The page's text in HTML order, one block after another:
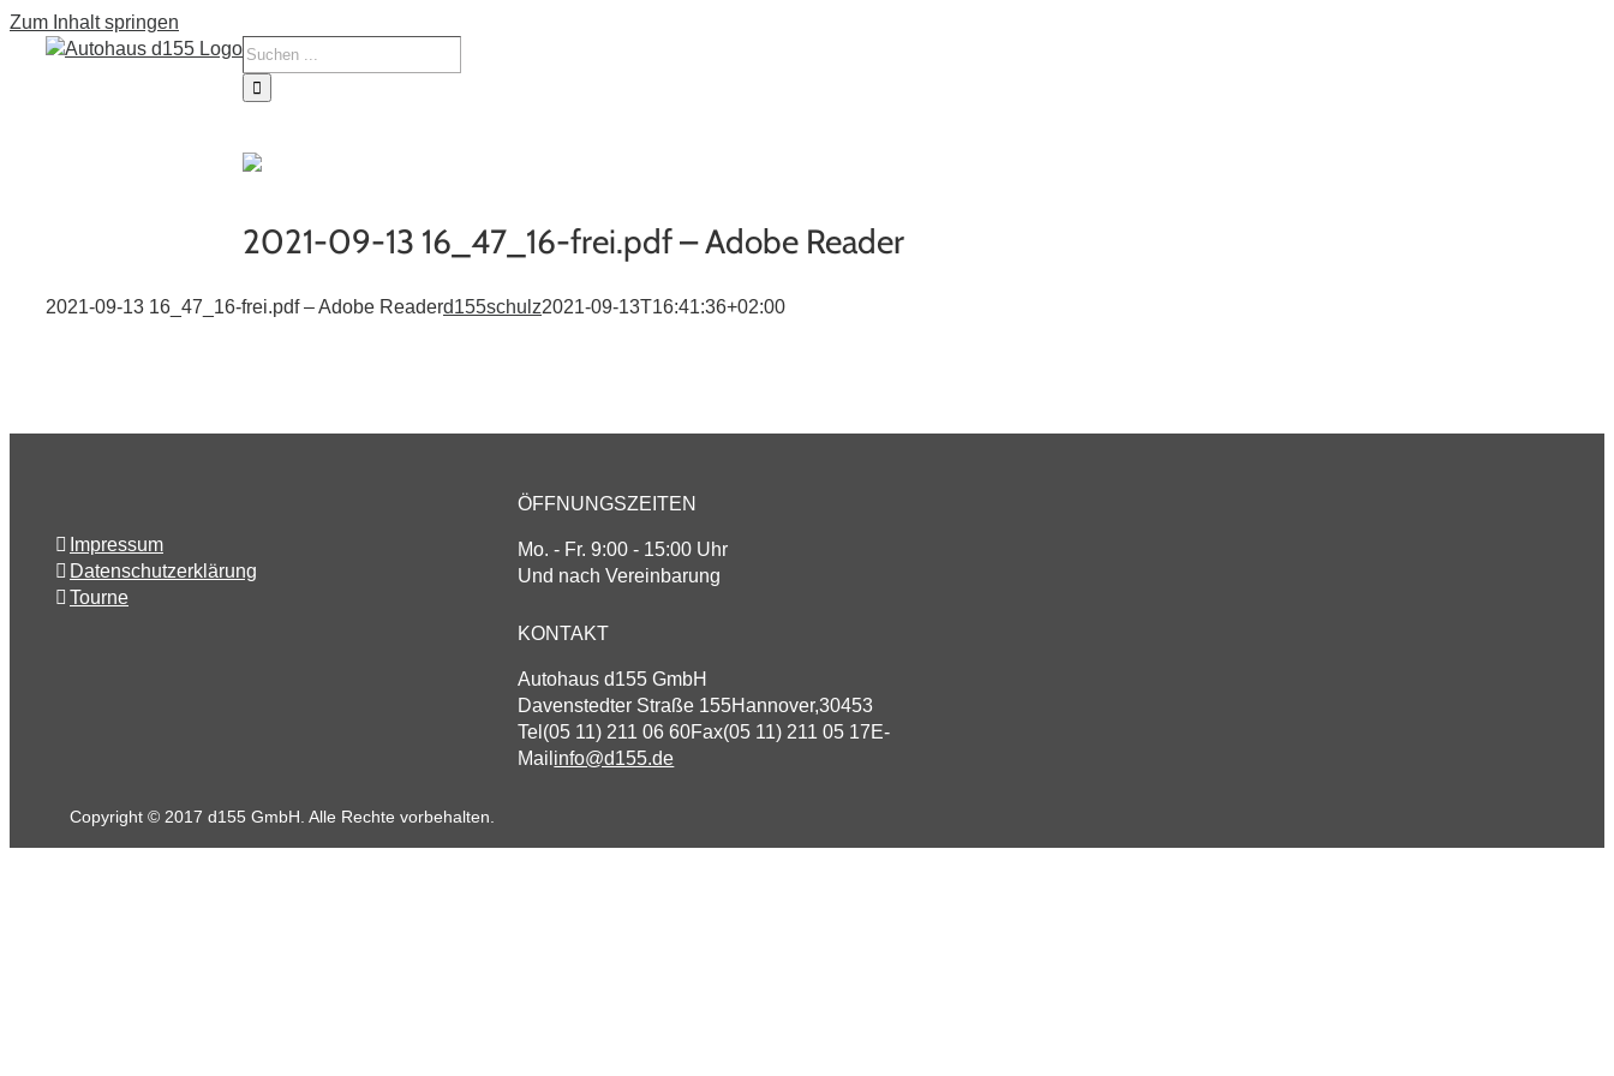
Zum Inhalt springen
2021-09-13 16_47_16-frei.pdf – Adobe Reader
2021-09-13 16_47_16-frei.pdf – Adobe Readerd155schulz2021-09-13T16:41:36+02:00
Impressum
Datenschutzerklärung
Tourne
ÖFFNUNGSZEITEN
Mo. - Fr. 9:00 - 15:00 Uhr
Und nach Vereinbarung
KONTAKT
Autohaus d155 GmbH
Davenstedter Straße 155Hannover,30453
Tel (05 11) 211 06 60Fax(05 11) 211 05 17E-
Mail info@d155.de
Copyright © 2017 d155 GmbH. Alle Rechte vorbehalten.